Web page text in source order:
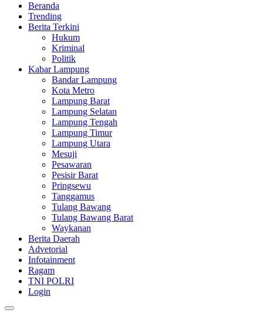
Beranda
Trending
Berita Terkini
Hukum
Kriminal
Politik
Kabar Lampung
Bandar Lampung
Kota Metro
Lampung Barat
Lampung Selatan
Lampung Tengah
Lampung Timur
Lampung Utara
Mesuji
Pesawaran
Pesisir Barat
Pringsewu
Tanggamus
Tulang Bawang
Tulang Bawang Barat
Waykanan
Berita Daerah
Advetorial
Infotainment
Ragam
TNI POLRI
Login